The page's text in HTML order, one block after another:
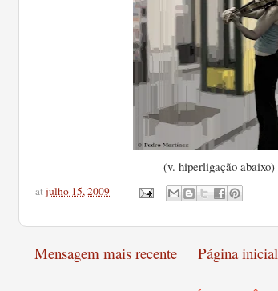
(v. hiperligação abaixo)
atjulho 15, 2009
Mensagem mais recente Página inicial